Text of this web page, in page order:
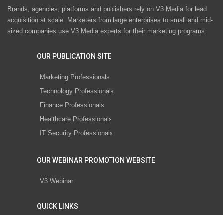
Brands, agencies, platforms and publishers rely on V3 Media for lead
acquisition at scale. Marketers from large enterprises to small and mid-
sized companies use V3 Media experts for their marketing programs.
OUR PUBLICATION SITE
Marketing Professionals
Technology Professionals
Finance Professionals
Healthcare Professionals
IT Security Professionals
OUR WEBINAR PROMOTION WEBSITE
V3 Webinar
QUICK LINKS